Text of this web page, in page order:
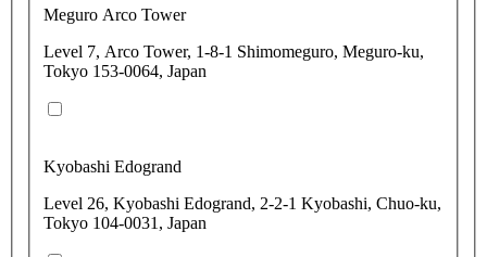
Meguro Arco Tower
Level 7, Arco Tower, 1-8-1 Shimomeguro, Meguro-ku,
Tokyo 153-0064, Japan
Kyobashi Edogrand
Level 26, Kyobashi Edogrand, 2-2-1 Kyobashi, Chuo-ku,
Tokyo 104-0031, Japan